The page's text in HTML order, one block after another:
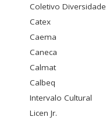
Coletivo Diversidade
Catex
Caema
Caneca
Calmat
Calbeq
Intervalo Cultural
Licen Jr.